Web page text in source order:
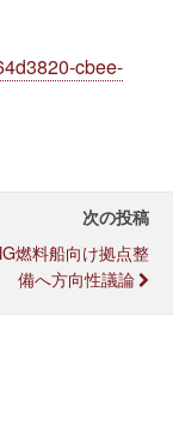
cbee-
次の投稿
燃料船向け拠点整
備へ方向性議論